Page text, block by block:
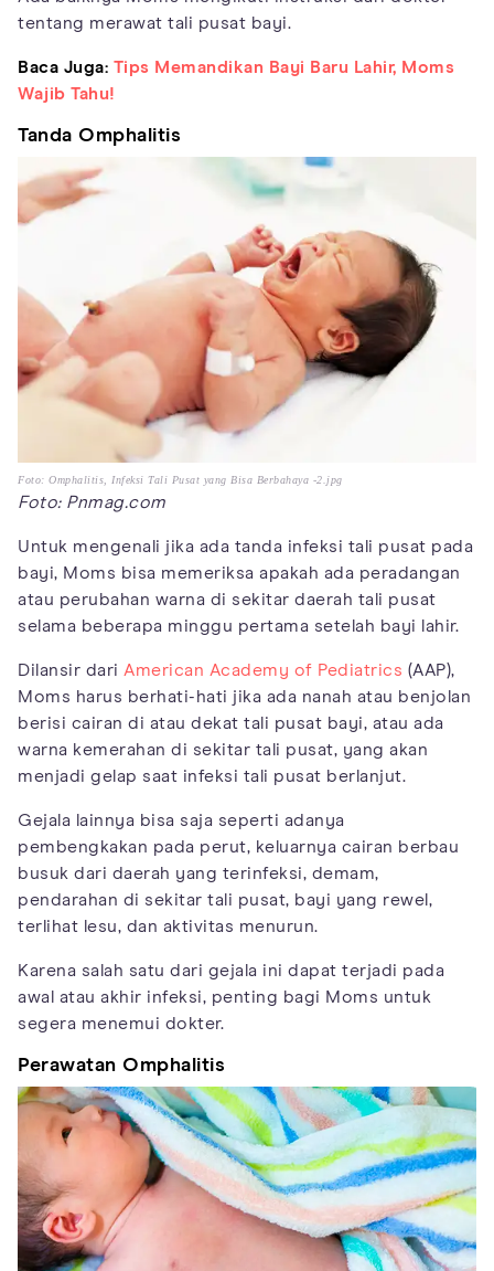
tentang merawat tali pusat bayi.
Baca Juga: Tips Memandikan Bayi Baru Lahir, Moms
Wajib Tahu!
Tanda Omphalitis
Foto: Omphalitis, Infeksi Tali Pusat yang Bisa Berbahaya -2.jpg
Foto: Pnmag.com
Untuk mengenali jika ada tanda infeksi tali pusat pada
bayi, Moms bisa memeriksa apakah ada peradangan
atau perubahan warna di sekitar daerah tali pusat
selama beberapa minggu pertama setelah bayi lahir.
Dilansir dari American Academy of Pediatrics (AAP),
Moms harus berhati-hati jika ada nanah atau benjolan
berisi cairan di atau dekat tali pusat bayi, atau ada
warna kemerahan di sekitar tali pusat, yang akan
menjadi gelap saat infeksi tali pusat berlanjut.
Gejala lainnya bisa saja seperti adanya
pembengkakan pada perut, keluarnya cairan berbau
busuk dari daerah yang terinfeksi, demam,
pendarahan di sekitar tali pusat, bayi yang rewel,
terlihat lesu, dan aktivitas menurun.
Karena salah satu dari gejala ini dapat terjadi pada
awal atau akhir infeksi, penting bagi Moms untuk
segera menemui dokter.
Perawatan Omphalitis